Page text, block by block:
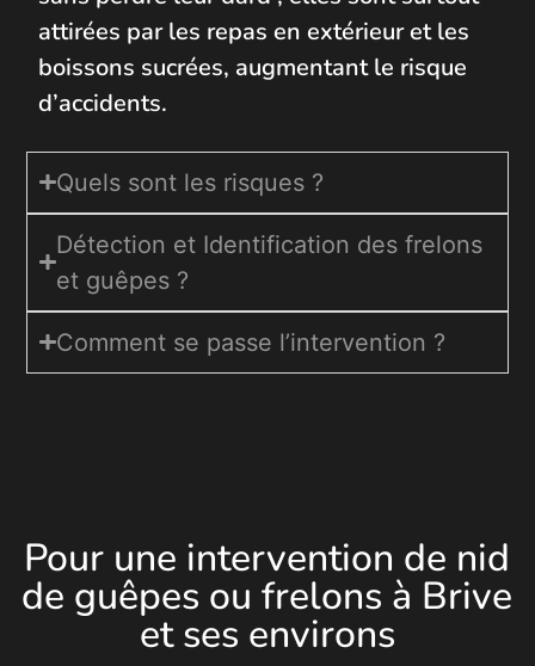
attirées par les repas en extérieur et les
boissons sucrées, augmentant le risque
d’accidents.
Quels sont les risques ?
Détection et Identification des frelons
et guêpes ?
Comment se passe l’intervention ?
Pour une intervention de nid
de guêpes ou frelons à Brive
et ses environs